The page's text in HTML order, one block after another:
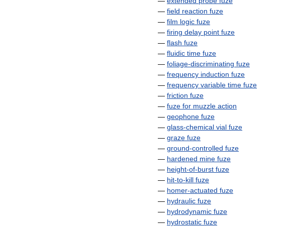
— field reaction fuze
— film logic fuze
— firing delay point fuze
— flash fuze
— fluidic time fuze
— foliage-discriminating fuze
— frequency induction fuze
— frequency variable time fuze
— friction fuze
— fuze for muzzle action
— geophone fuze
— glass-chemical vial fuze
— graze fuze
— ground-controlled fuze
— hardened mine fuze
— height-of-burst fuze
— hit-to-kill fuze
— homer-actuated fuze
— hydraulic fuze
— hydrodynamic fuze
— hydrostatic fuze